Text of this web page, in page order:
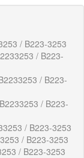
/ B223-3253
/ B223-
/ B223-
/ B223-
/ B223-3253
/ B223-3253
/ B223-3253